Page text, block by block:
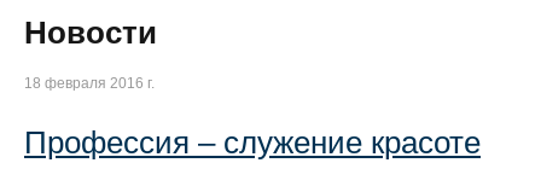
Новости
18 февраля 2016 г.
Профессия – служение красоте